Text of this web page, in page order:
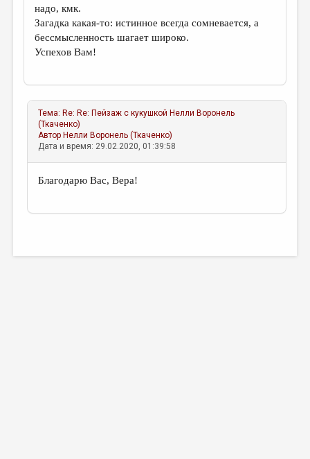
надо, кмк.
Загадка какая-то: истинное всегда сомневается, а
бессмысленность шагает широко.
Успехов Вам!
Тема: Re: Re: Пейзаж с кукушкой Нелли Воронель
(Ткаченко)
Автор Нелли Воронель (Ткаченко)
Дата и время: 29.02.2020, 01:39:58
Благодарю Вас, Вера!